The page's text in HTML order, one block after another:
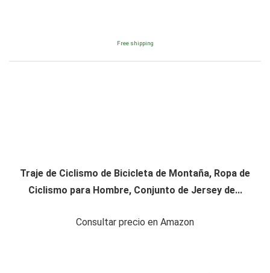
Free shipping
Traje de Ciclismo de Bicicleta de Montaña, Ropa de
Ciclismo para Hombre, Conjunto de Jersey de...
Consultar precio en Amazon